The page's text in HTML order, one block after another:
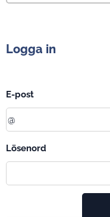
Logga in
E-post
Lösenord